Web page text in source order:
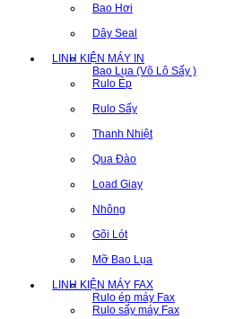
Bao Hơi
Dây Seal
LINH KIỆN MÁY IN
Bao Lụa (Võ Lô Sấy )
Rulo Ép
Rulo Sấy
Thanh Nhiệt
Qua Đào
Load Giay
Nhông
Gõi Lót
Mỡ Bao Lụa
LINH KIỆN MÁY FAX
Rulo ép máy Fax
Rulo sấy máy Fax